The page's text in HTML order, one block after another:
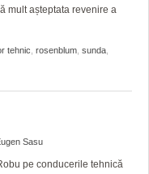
mult așteptata revenire a
tehnic rosenblum sunda
Sasu
pe conducerile tehnică